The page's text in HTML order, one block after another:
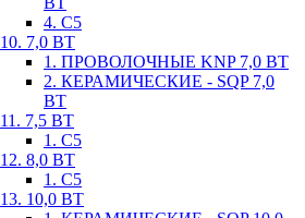
4. С5
10. 7,0 ВТ
1. ПРОВОЛОЧНЫЕ KNP 7,0 ВТ
2. КЕРАМИЧЕСКИЕ - SQP 7,0
ВТ
11. 7,5 ВТ
1. С5
12. 8,0 ВТ
1. С5
13. 10,0 ВТ